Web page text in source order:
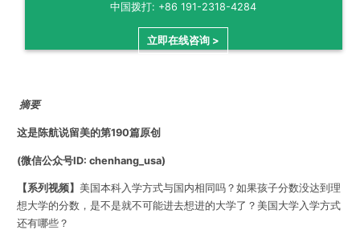
中国拨打: +86 191-2318-4284
立即在线咨询 >
摘要
这是陈航说留美的第190篇原创
(微信公众号ID: chenhang_usa)
【系列视频】 美国本科入学方式与国内相同吗？如果孩子分数没达到理
想大学的分数，是不是就不可能进去想进的大学了？美国大学入学方式
还有哪些？